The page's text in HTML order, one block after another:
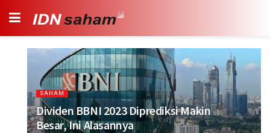
SAHAM
Dividen BBNI 2023 Diprediksi Makin
Besar, Ini Alasannya